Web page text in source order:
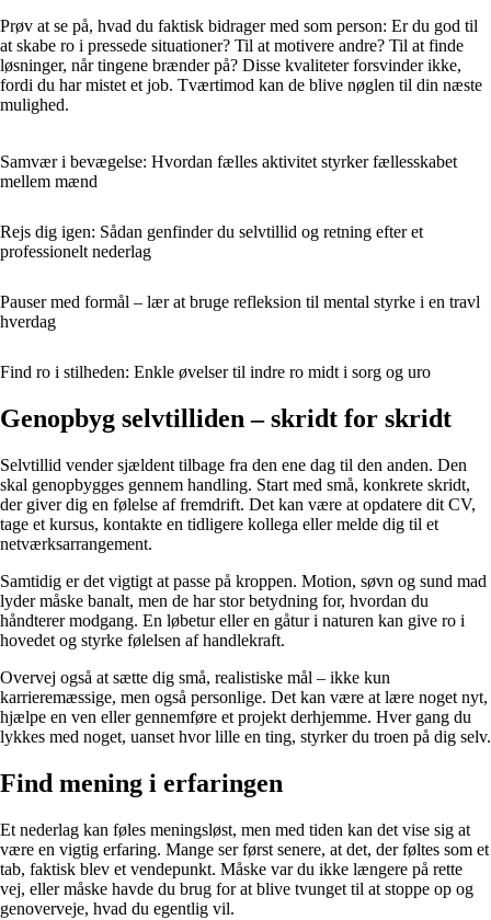
Prøv at se på, hvad du faktisk bidrager med som person: Er du god til
at skabe ro i pressede situationer? Til at motivere andre? Til at finde
løsninger, når tingene brænder på? Disse kvaliteter forsvinder ikke,
fordi du har mistet et job. Tværtimod kan de blive nøglen til din næste
mulighed.
Samvær i bevægelse: Hvordan fælles aktivitet styrker fællesskabet
mellem mænd
Rejs dig igen: Sådan genfinder du selvtillid og retning efter et
professionelt nederlag
Pauser med formål – lær at bruge refleksion til mental styrke i en travl
hverdag
Find ro i stilheden: Enkle øvelser til indre ro midt i sorg og uro
Genopbyg selvtilliden – skridt for skridt
Selvtillid vender sjældent tilbage fra den ene dag til den anden. Den
skal genopbygges gennem handling. Start med små, konkrete skridt,
der giver dig en følelse af fremdrift. Det kan være at opdatere dit CV,
tage et kursus, kontakte en tidligere kollega eller melde dig til et
netværksarrangement.
Samtidig er det vigtigt at passe på kroppen. Motion, søvn og sund mad
lyder måske banalt, men de har stor betydning for, hvordan du
håndterer modgang. En løbetur eller en gåtur i naturen kan give ro i
hovedet og styrke følelsen af handlekraft.
Overvej også at sætte dig små, realistiske mål – ikke kun
karrieremæssige, men også personlige. Det kan være at lære noget nyt,
hjælpe en ven eller gennemføre et projekt derhjemme. Hver gang du
lykkes med noget, uanset hvor lille en ting, styrker du troen på dig selv.
Find mening i erfaringen
Et nederlag kan føles meningsløst, men med tiden kan det vise sig at
være en vigtig erfaring. Mange ser først senere, at det, der føltes som et
tab, faktisk blev et vendepunkt. Måske var du ikke længere på rette
vej, eller måske havde du brug for at blive tvunget til at stoppe op og
genoverveje, hvad du egentlig vil.